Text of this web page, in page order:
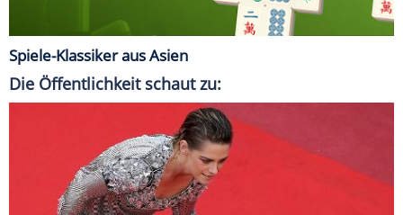
Spiele-Klassiker aus Asien
Die Öffentlichkeit schaut zu: